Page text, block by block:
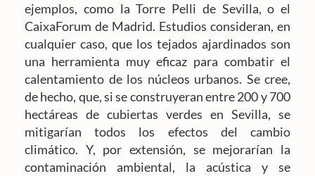
ejemplos, como la Torre Pelli de Sevilla, o el
CaixaForum de Madrid. Estudios consideran, en
cualquier caso, que los tejados ajardinados son
una herramienta muy eficaz para combatir el
calentamiento de los núcleos urbanos. Se cree,
de hecho, que, si se construyeran entre 200 y 700
hectáreas de cubiertas verdes en Sevilla, se
mitigarían todos los efectos del cambio
climático. Y, por extensión, se mejorarían la
contaminación ambiental, la acústica y se